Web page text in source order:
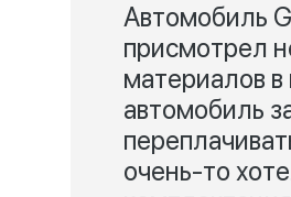
Автомобиль
присмотрел
материалов
автомобиль
очень-то